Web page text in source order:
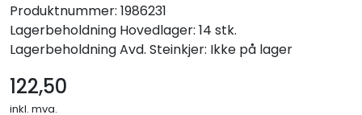
Produktnummer: 1986231
Lagerbeholdning Hovedlager: 14 stk.
LagerbeholdningAvd. Steinkjer: Ikke på lager
122,50
inkl. mva.